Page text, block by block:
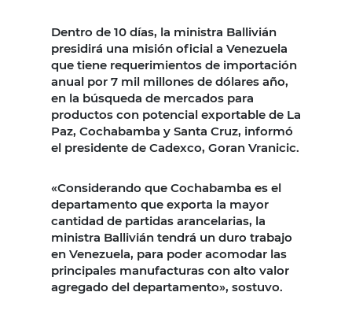
Dentro de 10 días, la ministra Ballivián
presidirá una misión oficial a Venezuela
que tiene requerimientos de importación
anual por 7 mil millones de dólares año,
en la búsqueda de mercados para
productos con potencial exportable de La
Paz, Cochabamba y Santa Cruz, informó
el presidente de Cadexco, Goran Vranicic.
«Considerando que Cochabamba es el
departamento que exporta la mayor
cantidad de partidas arancelarias, la
ministra Ballivián tendrá un duro trabajo
en Venezuela, para poder acomodar las
principales manufacturas con alto valor
agregado del departamento», sostuvo.